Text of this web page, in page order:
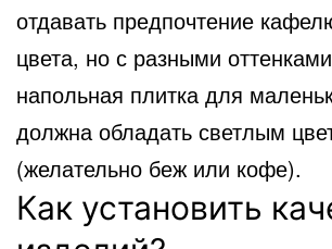
отдавать предпочтение
цвета, но с разными
напольная плитка для
должна обладать светлым
(желательно беж или кофе).
Как установить